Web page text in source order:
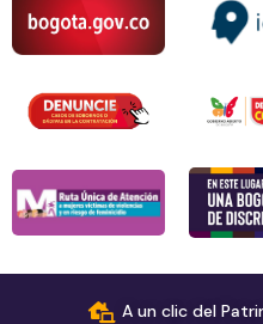
A un clic del